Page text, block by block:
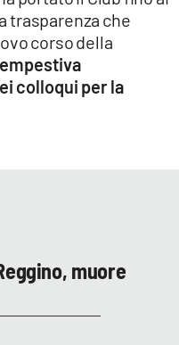
trasparenza che
corso della
colloqui per la
muore